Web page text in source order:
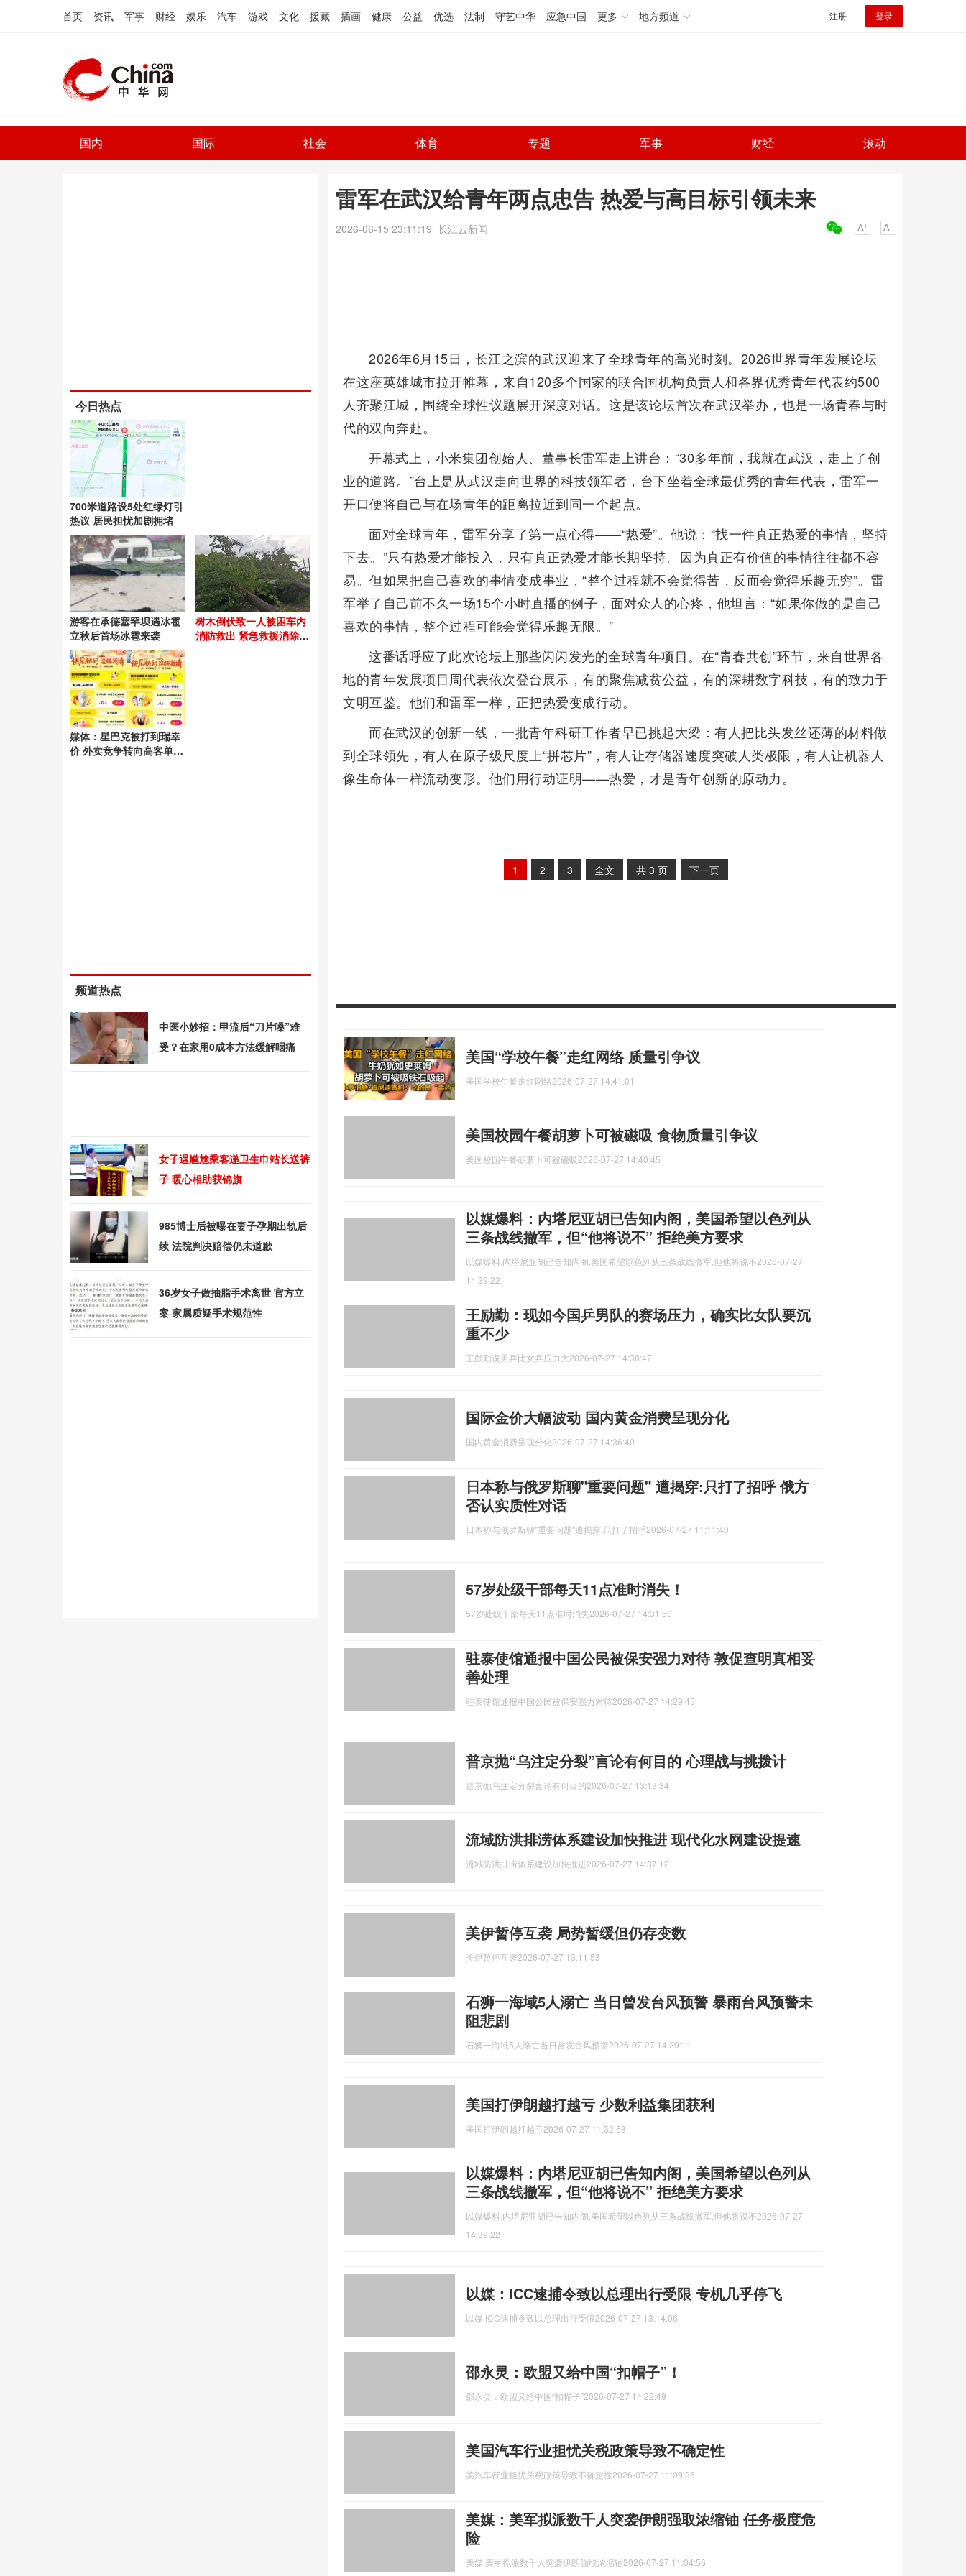
首页 资讯 军事 财经 娱乐 汽车 游戏 文化 援藏 插画 健康 公益 优选 法制 守艺中华 应急中国 更多 地方频道 注册 登录
国内 国际 社会 体育 专题 军事 财经 滚动
雷军在武汉给青年两点忠告 热爱与高目标引领未来
2026-06-15 23:11:19 长江云新闻
2026年6月15日，长江之滨的武汉迎来了全球青年的高光时刻。2026世界青年发展论坛
在这座英雄城市拉开帷幕，来自120多个国家的联合国机构负责人和各界优秀青年代表约500
人齐聚江城，围绕全球性议题展开深度对话。这是该论坛首次在武汉举办，也是一场青春与时
代的双向奔赴。
开幕式上，小米集团创始人、董事长雷军走上讲台：“30多年前，我就在武汉，走上了创
业的道路。”台上是从武汉走向世界的科技领军者，台下坐着全球最优秀的青年代表，雷军一
开口便将自己与在场青年的距离拉近到同一个起点。
面对全球青年，雷军分享了第一点心得——“热爱”。他说：“找一件真正热爱的事情，坚持
下去。”只有热爱才能投入，只有真正热爱才能长期坚持。因为真正有价值的事情往往都不容
易。但如果把自己喜欢的事情变成事业，“整个过程就不会觉得苦，反而会觉得乐趣无穷”。雷
军举了自己前不久一场15个小时直播的例子，面对众人的心疼，他坦言：“如果你做的是自己
喜欢的事情，整个过程可能会觉得乐趣无限。”
这番话呼应了此次论坛上那些闪闪发光的全球青年项目。在“青春共创”环节，来自世界各
地的青年发展项目周代表依次登台展示，有的聚焦减贫公益，有的深耕数字科技，有的致力于
文明互鉴。他们和雷军一样，正把热爱变成行动。
而在武汉的创新一线，一批青年科研工作者早已挑起大梁：有人把比头发丝还薄的材料做
到全球领先，有人在原子级尺度上“拼芯片”，有人让存储器速度突破人类极限，有人让机器人
像生命体一样流动变形。他们用行动证明——热爱，才是青年创新的原动力。
1 2 3 全文 共 3 页 下一页
美国“学校午餐”走红网络 质量引争议
美国学校午餐走红网络2026-07-27 14:41:01
美国校园午餐胡萝卜可被磁吸 食物质量引争议
美国校园午餐胡萝卜可被磁吸2026-07-27 14:40:45
以媒爆料：内塔尼亚胡已告知内阁，美国希望以色列从
三条战线撤军，但“他将说不” 拒绝美方要求
以媒爆料,内塔尼亚胡已告知内阁,美国希望以色列从三条战线撤军,但他将说不2026-07-27
14:39:22
王励勤：现如今国乒男队的赛场压力，确实比女队要沉
重不少
王励勤说男乒比女乒压力大2026-07-27 14:38:47
国际金价大幅波动 国内黄金消费呈现分化
国内黄金消费呈现分化2026-07-27 14:36:40
日本称与俄罗斯聊"重要问题" 遭揭穿:只打了招呼 俄方
否认实质性对话
日本称与俄罗斯聊"重要问题"遭揭穿,只打了招呼2026-07-27 11:11:40
57岁处级干部每天11点准时消失！
57岁处级干部每天11点准时消失2026-07-27 14:31:50
驻泰使馆通报中国公民被保安强力对待 敦促查明真相妥
善处理
驻泰使馆通报中国公民被保安强力对待2026-07-27 14:29:45
普京抛“乌注定分裂”言论有何目的 心理战与挑拨计
普京抛乌注定分裂言论有何目的2026-07-27 13:13:34
流域防洪排涝体系建设加快推进 现代化水网建设提速
流域防洪排涝体系建设加快推进2026-07-27 14:37:12
美伊暂停互袭 局势暂缓但仍存变数
美伊暂停互袭2026-07-27 13:11:53
石狮一海域5人溺亡 当日曾发台风预警 暴雨台风预警未
阻悲剧
石狮一海域5人溺亡当日曾发台风预警2026-07-27 14:29:11
美国打伊朗越打越亏 少数利益集团获利
美国打伊朗越打越亏2026-07-27 11:32:58
以媒爆料：内塔尼亚胡已告知内阁，美国希望以色列从
三条战线撤军，但“他将说不” 拒绝美方要求
以媒爆料,内塔尼亚胡已告知内阁,美国希望以色列从三条战线撤军,但他将说不2026-07-27
14:39:22
以媒：ICC逮捕令致以总理出行受限 专机几乎停飞
以媒,ICC逮捕令致以总理出行受限2026-07-27 13:14:06
邵永灵：欧盟又给中国“扣帽子”！
邵永灵：欧盟又给中国“扣帽子”2026-07-27 14:22:49
美国汽车行业担忧关税政策导致不确定性
美汽车行业担忧关税政策导致不确定性2026-07-27 11:09:36
美媒：美军拟派数千人突袭伊朗强取浓缩铀 任务极度危
险
美媒,美军拟派数千人突袭伊朗强取浓缩铀2026-07-27 11:04:56
今日热点
700米道路设5处红绿灯引
热议 居民担忧加剧拥堵
游客在承德塞罕坝遇冰雹
立秋后首场冰雹来袭
树木倒伏致一人被困车内
消防救出 紧急救援消除触
媒体：星巴克被打到瑞幸
价 外卖竞争转向高客单市
频道热点
中医小妙招：甲流后“刀片嗓”难
受？在家用0成本方法缓解咽痛
女子遇尴尬乘客递卫生巾站长送裤
子 暖心相助获锦旗
985博士后被曝在妻子孕期出轨后
续 法院判决赔偿仍未道歉
36岁女子做抽脂手术离世 官方立
案 家属质疑手术规范性